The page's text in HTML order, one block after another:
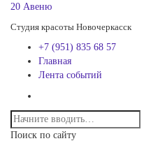
20 Авеню
Студия красоты Новочеркасск
+7 (951) 835 68 57
Главная
Лента событий
Поиск по сайту